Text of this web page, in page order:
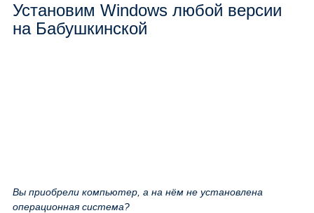
Установим Windows любой версии
на Бабушкинской
Вы приобрели компьютер, а на нём не установлена
операционная система?